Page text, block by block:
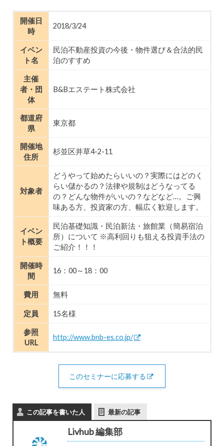
開催日
時
2018/3/24
イベン
ト名
民泊不動産投資の今後・物件選び＆合法的民
泊のすすめ
主催
者・団
体
B&Bエステート株式会社
都道府
県
東京都
開催地
住所
杉並区井草4-2-11
対象者
どうやって始めたらいいの？実際にはどのく
らい儲かるの？法律や規制はどうなってる
の？どんな物件がいいの？などなど…。ご興
味ある方、投資家の方、幅広く歓迎します。
イベン
ト概要
民泊基礎知識・民泊新法・旅館業（簡易宿泊
所）について ※高利回りも狙える投資手法の
ご紹介！！！
開催時
間
16：00～18：00
費用 無料
定員 15名様
参照
URL
http://www.bnb-es.co.jp/
このセミナーに応募する
この記事を書いた人 最新の記事
Livhub 編集部